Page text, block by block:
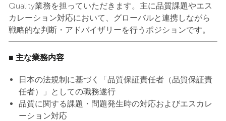
Quality業務を担っていただきます。主に品質課題やエス
カレーション対応において、グローバルと連携しながら
戦略的な判断・アドバイザリーを行うポジションです。
■ 主な業務内容
日本の法規制に基づく「品質保証責任者（品質保証責
任者）」としての職務遂行
品質に関する課題・問題発生時の対応およびエスカレ
ーション対応